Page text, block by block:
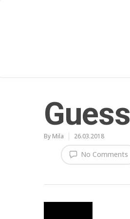
By Mila 26.03.2018
No Comments